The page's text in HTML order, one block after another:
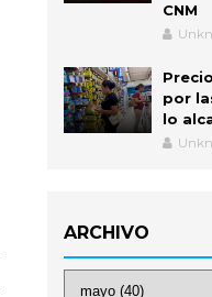
CNM
por
lo
ARCHIVO